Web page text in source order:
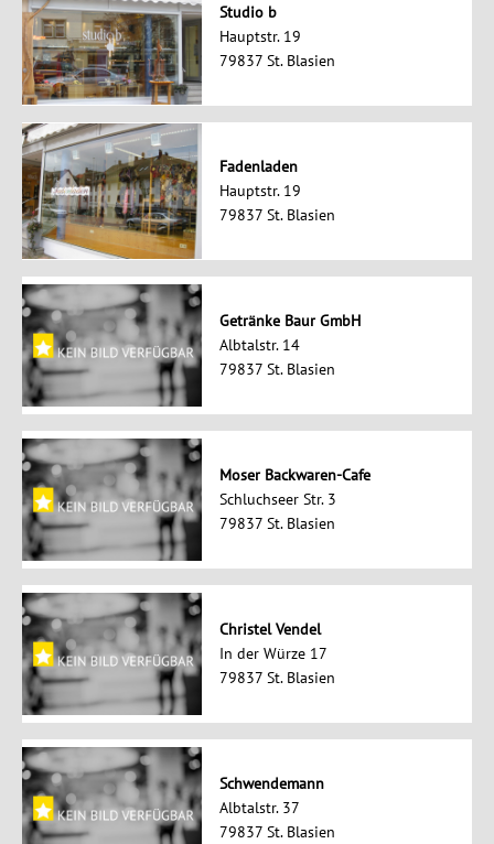
Studio b
Hauptstr. 19
79837 St. Blasien
Fadenladen
Hauptstr. 19
79837 St. Blasien
Getränke Baur GmbH
Albtalstr. 14
79837 St. Blasien
Moser Backwaren-Cafe
Schluchseer Str. 3
79837 St. Blasien
Christel Vendel
In der Würze 17
79837 St. Blasien
Schwendemann
Albtalstr. 37
79837 St. Blasien